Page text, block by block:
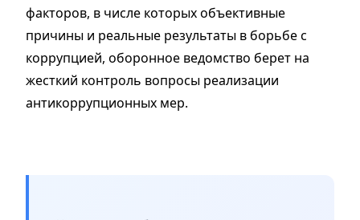
факторов, в числе которых объективные
причины и реальные результаты в борьбе с
коррупцией, оборонное ведомство берет на
жесткий контроль вопросы реализации
антикоррупционных мер.